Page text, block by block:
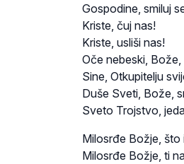
Gospodine, smiluj
Kriste, čuj nas!
Kriste, usliši nas!
Oče nebeski, Bože,
Sine, Otkupitelju
Duše Sveti, Bože,
Sveto Trojstvo,
Milosrđe Božje, što
Milosrđe Božje, ti